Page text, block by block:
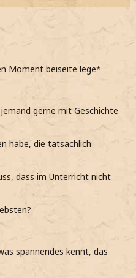
Moment beiseite lege*
gerne mit Geschichte
habe, die tatsächlich
dass im Unterricht nicht
spannendes kennt, das